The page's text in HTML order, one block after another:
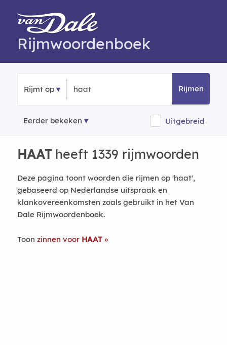
Rijmwoordenboek
Rijmt op Rijmen
Eerder bekeken Uitgebreid
HAATheeft 1339 rijmwoorden
Deze pagina toont woorden die rijmen op 'haat',
gebaseerd op Nederlandse uitspraak en
klankovereenkomsten zoals gebruikt in het Van
Dale Rijmwoordenboek.
Toon zinnen voor HAAT